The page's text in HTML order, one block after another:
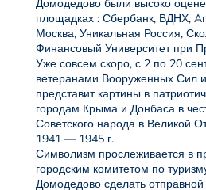
Домодедово были высоко
площадках : Сбербанк, ВДНХ,
Москва, Уникальная Россия,
Финансовый Университет при
Уже совсем скоро, с 2 по 20
ветеранами Вооруженных Сил
представит картины в
городам Крыма и Донбаса в
Советского народа в Великой
1941 — 1945 г.
Символизм прослеживается в
городским комитетом по
Домодедово сделать